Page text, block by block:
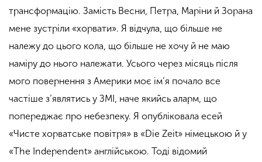
трансформацію. Замість Весни, Петра, Маріни й Зорана
мене зустріли «хорвати». Я відчула, що більше не
належу до цього кола, що більше не хочу й не маю
наміру до нього належати. Усього через місяць після
мого повернення з Америки моє ім’я почало все
частіше з’являтись у ЗМІ, наче якийсь аларм, що
попереджає про небезпеку. Я опубліковала есей
«Чисте хорватське повітря» в «Die Zeit» німецькою й у
«The Independent» англійською. Тоді відомий